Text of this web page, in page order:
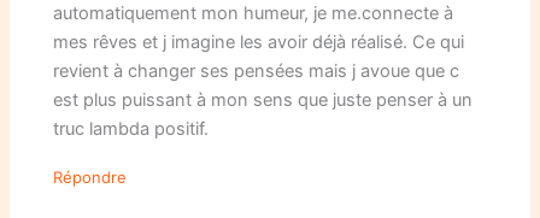
automatiquement mon humeur, je me.connecte à
mes rêves et j imagine les avoir déjà réalisé. Ce qui
revient à changer ses pensées mais j avoue que c
est plus puissant à mon sens que juste penser à un
truc lambda positif.
Répondre